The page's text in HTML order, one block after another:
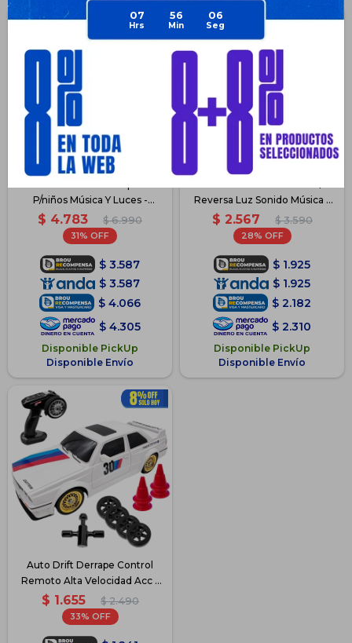
07 56 06
P/niños Música Y Luces -
Blanco
$ 4.783 $ 6.990
31
$ 3.587
$ 3.587
$ 4.066
$ 4.305
Disponible PickUp
Disponible Envío
Reversa Luz Sonido Música -
Blanco
$ 2.567 $ 3.590
28
$ 1.925
$ 1.925
$ 2.182
$ 2.310
Disponible PickUp
Disponible Envío
Auto Drift Derrape Control
Remoto Alta Velocidad Acc -
Blanco
$ 1.655 $ 2.490
33